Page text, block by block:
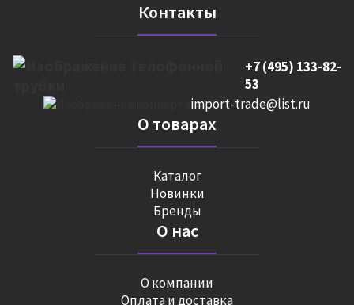
Контакты
+7 (495) 133-82-
53
import-trade@list.ru
О товарах
Каталог
Новинки
Бренды
О нас
О компании
Оплата и доставка